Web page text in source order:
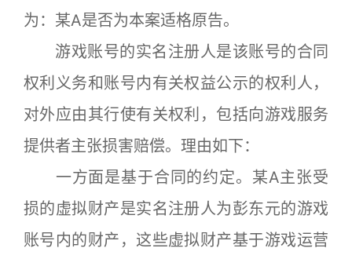
为：某A是否为本案适格原告。
游戏账号的实名注册人是该账号的合同
权利义务和账号内有关权益公示的权利人，
对外应由其行使有关权利，包括向游戏服务
提供者主张损害赔偿。理由如下：
一方面是基于合同的约定。某A主张受
损的虚拟财产是实名注册人为彭东元的游戏
账号内的财产，这些虚拟财产基于游戏运营